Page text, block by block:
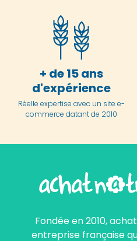
+ de 15 ans
d'expérience
Réelle expertise avec un site e-
commerce datant de 2010
Fondée en 2010,
entreprise française